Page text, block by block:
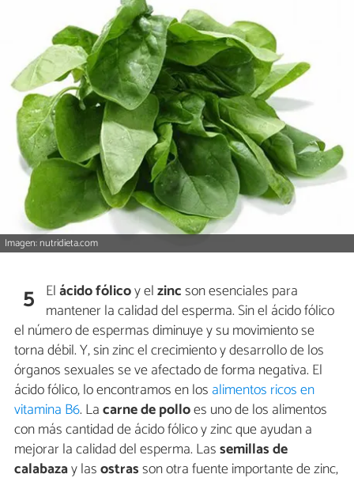
Imagen: nutridieta.com
5 Elácido fólicoy elzincson esenciales para
mantener la calidad del esperma. Sin el ácido fólico
el número de espermas diminuye y su movimiento se
torna débil. Y, sin zinc el crecimiento y desarrollo de los
órganos sexuales se ve afectado de forma negativa. El
ácido fólico, lo encontramos en los alimentos ricos en
vitamina B6. Lacarne de polloes uno de los alimentos
con más cantidad de ácido fólico y zinc que ayudan a
mejorar la calidad del esperma. Lassemillas de
calabazay lasostrasson otra fuente importante de zinc,